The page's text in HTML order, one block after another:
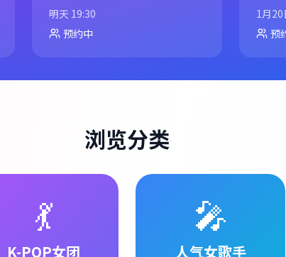
明天 19:30
预约中
1月20
预
浏览分类
💃
K-POP女团
🎤
人气女歌手